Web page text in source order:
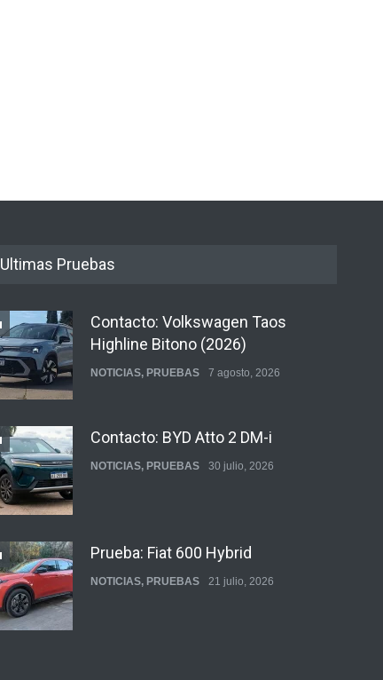
Ultimas Pruebas
Contacto: Volkswagen Taos
Highline Bitono (2026)
NOTICIAS, PRUEBAS 7 agosto, 2026
Contacto: BYD Atto 2 DM-i
NOTICIAS, PRUEBAS 30 julio, 2026
Prueba: Fiat 600 Hybrid
NOTICIAS, PRUEBAS 21 julio, 2026